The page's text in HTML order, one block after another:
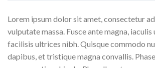
Lorem ipsum dolor sit amet, consectetur
vulputate massa. Fusce ante magna, iaculis
facilisis ultrices nibh. Quisque commodo
dapibus, et tristique magna convallis.